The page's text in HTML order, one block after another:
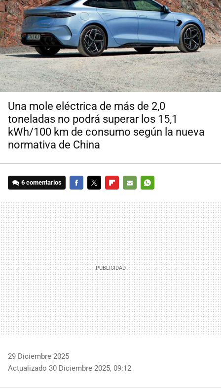
Una mole eléctrica de más de 2,0
toneladas no podrá superar los 15,1
kWh/100 km de consumo según la nueva
normativa de China
6 comentarios
MAIL
29 Diciembre 2025
Actualizado 30 Diciembre 2025, 09:12